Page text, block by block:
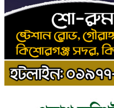
১০
কোনো
ভারপ্রাপ্ত